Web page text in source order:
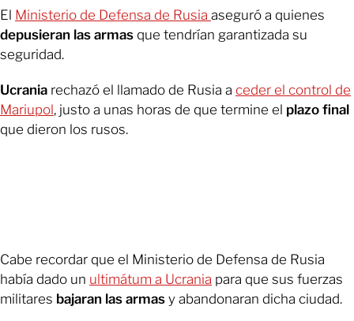
El Ministerio de Defensa de Rusia aseguró a quienes
depusieran las armas que tendrían garantizada su
seguridad.
Ucrania rechazó el llamado de Rusia a ceder el control de
Mariupol, justo a unas horas de que termine el plazo final
que dieron los rusos.
Cabe recordar que el Ministerio de Defensa de Rusia
había dado un ultimátum a Ucrania para que sus fuerzas
militares bajaran las armas y abandonaran dicha ciudad.